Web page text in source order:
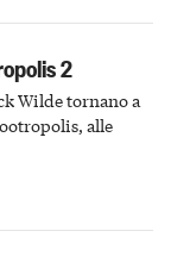
2
Wilde tornano a
alle